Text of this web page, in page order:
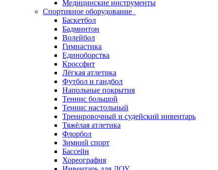
Медицинские инструменты
Спортивное оборудование
Баскетбол
Бадминтон
Волейбол
Гимнастика
Единоборства
Кроссфит
Лёгкая атлетика
Футбол и гандбол
Напольные покрытия
Теннис большой
Теннис настольный
Тренировочный и судейский инвентарь
Тяжёлая атлетика
Флорбол
Зимний спорт
Бассейн
Хореография